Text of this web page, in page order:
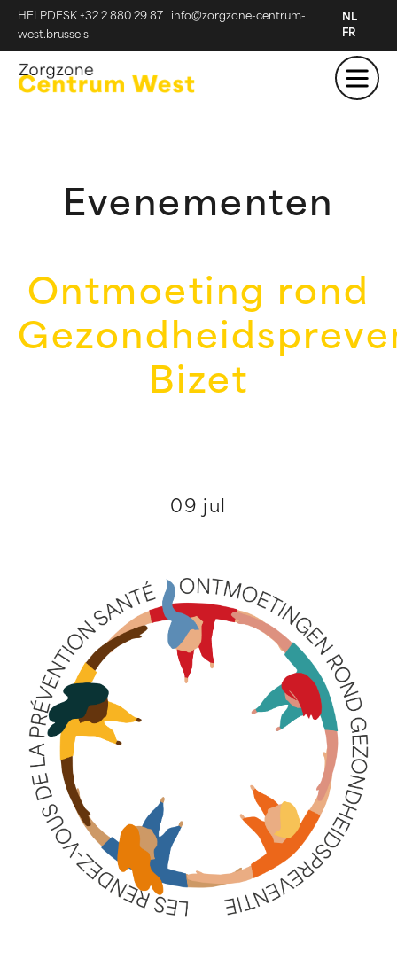
HELPDESK +32 2 880 29 87
info@zorgzone-centrum-
west.brussels
NL
FR
Evenementen
Ontmoeting rond
Bizet
09 jul